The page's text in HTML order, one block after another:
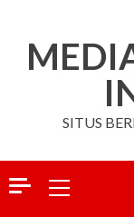
SITUS
Primary